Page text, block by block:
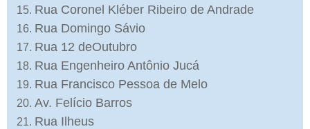
Rua Coronel Kléber Ribeiro de Andrade
Rua Domingo Sávio
Rua 12 deOutubro
Rua Engenheiro Antônio Jucá
Rua Francisco Pessoa de Melo
Av. Felício Barros
Rua Ilheus